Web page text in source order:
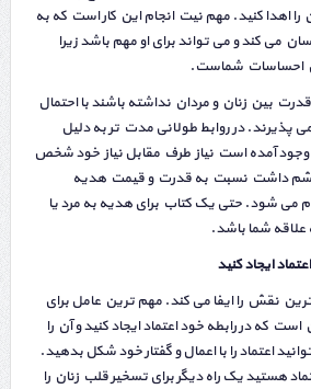
را اهدا کنید. مهم نیت انجام این کار است که به
می کند و می تواند برای او مهم باشد زیرا
احساسات شماست.
قدرت بین زنان و مردان نداشته باشند با احتمال
پذیرند. در روابط طولانی مدت تر به دلیل
آمده است نیاز طرف مقابل نیاز خود شخص
داشت نسبت به قدرت و قیمت هدیه
می شود. حتی یک کتاب برای هدیه به مرد یا
شما باشد.
ترین نقش را ایفا می کند. مهم ترین عامل برای
که در رابطه خود اعتماد ایجاد کنید و آن را
اعتماد را با اعمال و گفتار خود شکل بدهید.
هستید یک راه دیگر برای تسخیر قلب زنان را